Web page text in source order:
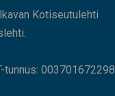
Kotiseutulehti
003701672298